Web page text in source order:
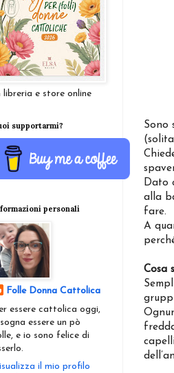
Sono
Dato
alla
fare.
A
Cosa
libreria e store online
supportarmi?
personali
Folle Donna Cattolica
essere cattolica oggi,
essere un pò
e io sono felice di
il mio profilo